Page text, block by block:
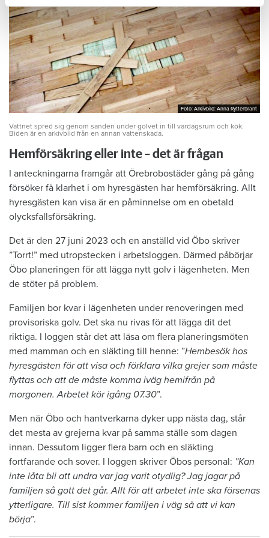
Foto: Arkivbild: Anna Rytterbrant
Foto: Arkivbild: Anna Rytterbrant
Vattnet spred sig genom sanden under golvet in till vardagsrum och kök.
Biden är en arkivbild från en annan vattenskada.
Hemförsäkring eller inte – det är frågan
I anteckningarna framgår att Örebrobostäder gång på gång
försöker få klarhet i om hyresgästen har hemförsäkring. Allt
hyresgästen kan visa är en påminnelse om en obetald
olycksfallsförsäkring.
Det är den 27 juni 2023 och en anställd vid Öbo skriver
”Torrt!” med utropstecken i arbetsloggen. Därmed påbörjar
Öbo planeringen för att lägga nytt golv i lägenheten. Men
de stöter på problem.
Familjen bor kvar i lägenheten under renoveringen med
provisoriska golv. Det ska nu rivas för att lägga dit det
riktiga. I loggen står det att läsa om flera planeringsmöten
med mamman och en släkting till henne: ”Hembesök hos
hyresgästen för att visa och förklara vilka grejer som måste
flyttas och att de måste komma iväg hemifrån på
morgonen. Arbetet kör igång 07.30”.
Men när Öbo och hantverkarna dyker upp nästa dag, står
det mesta av grejerna kvar på samma ställe som dagen
innan. Dessutom ligger flera barn och en släkting
fortfarande och sover. I loggen skriver Öbos personal: ”Kan
inte låta bli att undra var jag varit otydlig? Jag jagar på
familjen så gott det går. Allt för att arbetet inte ska försenas
ytterligare. Till sist kommer familjen i väg så att vi kan
börja”.